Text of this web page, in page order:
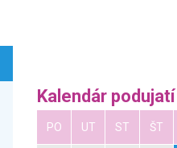
Kalendár podujatí
PO UT ST ŠT